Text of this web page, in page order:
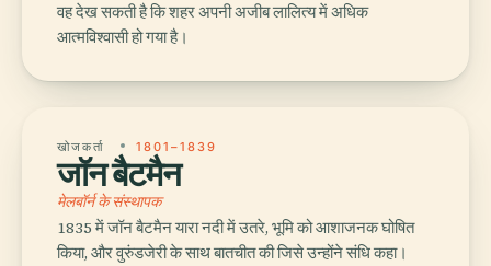
वह देख सकती है कि शहर अपनी अजीब लालित्य में अधिक
आत्मविश्वासी हो गया है।
खोजकर्ता 1801–1839
जॉन बैटमैन
मेलबॉर्न के संस्थापक
1835 में जॉन बैटमैन यारा नदी में उतरे, भूमि को आशाजनक घोषित
किया, और वुरुंडजेरी के साथ बातचीत की जिसे उन्होंने संधि कहा।